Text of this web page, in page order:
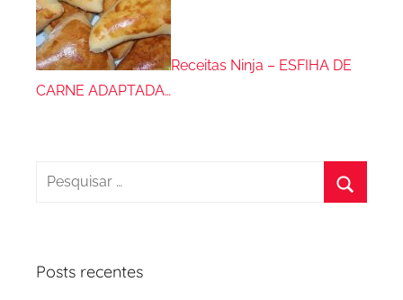
Receitas Ninja – ESFIHA DE
CARNE ADAPTADA…
Pesquisar
Posts recentes